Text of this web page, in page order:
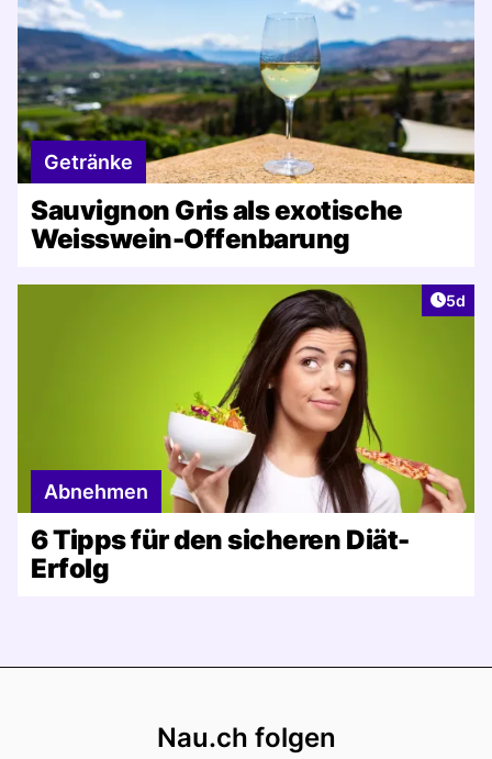
Getränke
Sauvignon Gris als exotische
Weisswein-Offenbarung
5d
Abnehmen
6 Tipps für den sicheren Diät-
Erfolg
Nau.ch folgen